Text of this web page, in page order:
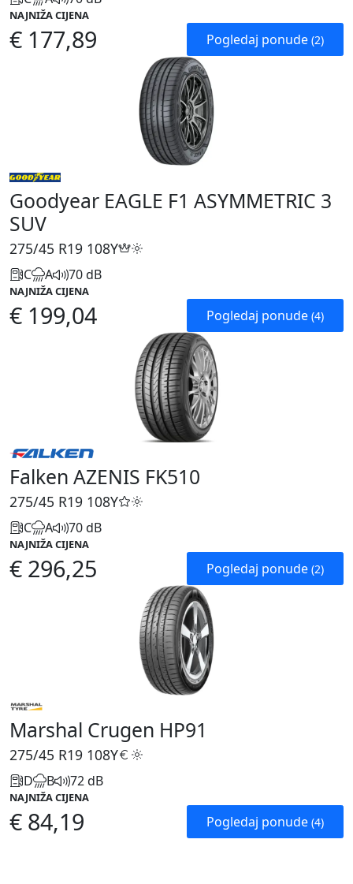
NAJNIŽA CIJENA
€ 177,89 Pogledaj ponude (2)
Goodyear EAGLE F1 ASYMMETRIC 3
SUV
275/45 R19 108Y
C A 70 dB
NAJNIŽA CIJENA
€ 199,04 Pogledaj ponude (4)
Falken AZENIS FK510
275/45 R19 108Y
C A 70 dB
NAJNIŽA CIJENA
€ 296,25 Pogledaj ponude (2)
Marshal Crugen HP91
275/45 R19 108Y
D B 72 dB
NAJNIŽA CIJENA
€ 84,19 Pogledaj ponude (4)